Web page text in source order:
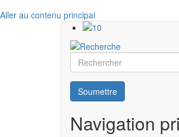
Aller au contenu principal
Rechercher
Soumettre
Navigation